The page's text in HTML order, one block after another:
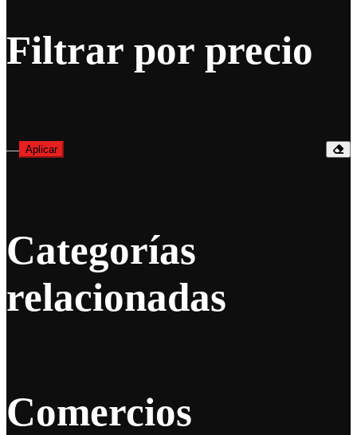
Filtrar por precio
— Aplicar
Categorías
relacionadas
Comercios